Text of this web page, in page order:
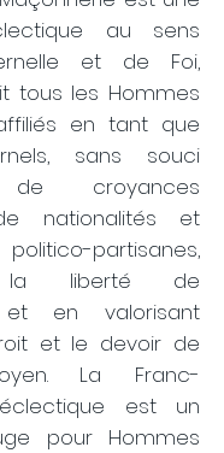
au sens
et de Foi,
tous les Hommes
en tant que
sans souci
de croyances
nationalités et
partisanes,
la liberté de
et en valorisant
et le devoir de
La Franc-
est un
pour Hommes